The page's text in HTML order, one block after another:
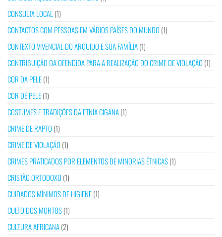
CONSULTA LOCAL (1)
CONTACTOS COM PESSOAS EM VÁRIOS PAÍSES DO MUNDO (1)
CONTEXTO VIVENCIAL DO ARGUIDO E SUA FAMÍLIA(1)
CONTRIBUIÇÃO DA OFENDIDA PARA A REALIZAÇÃO DO CRIME DE VIOLAÇÃO (1)
COR DA PELE(1)
COR DE PELE(1)
COSTUMES E TRADIÇÕES DA ETNIA CIGANA(1)
CRIME DE RAPTO (1)
CRIME DE VIOLAÇÃO (1)
CRIMES PRATICADOS POR ELEMENTOS DE MINORIAS ÉTNICAS(1)
CRISTÃO ORTODOXO (1)
CUIDADOS MÍNIMOS DE HIGIENE(1)
CULTO DOS MORTOS(1)
CULTURA AFRICANA(2)